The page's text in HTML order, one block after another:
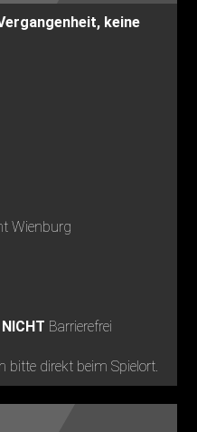
keine
Wienburg
NICHT Barrierefrei
bitte direkt beim Spielort.